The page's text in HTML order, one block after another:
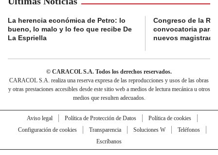
La herencia económica de Petro: lo
bueno, lo malo y lo feo que recibe De
La Espriella
Congreso de la
convocatoria para
nuevos
© CARACOL S.A. Todos los derechos reservados.
CARACOL S.A. realiza una reserva expresa de las reproducciones y usos de las obras
y otras prestaciones accesibles desde este sitio web a medios de lectura mecánica u otros
medios que resulten adecuados.
Aviso legal Política de Protección de Datos
Política de cookies
Configuración de cookies
Transparencia Soluciones W
Teléfonos
Escríbanos